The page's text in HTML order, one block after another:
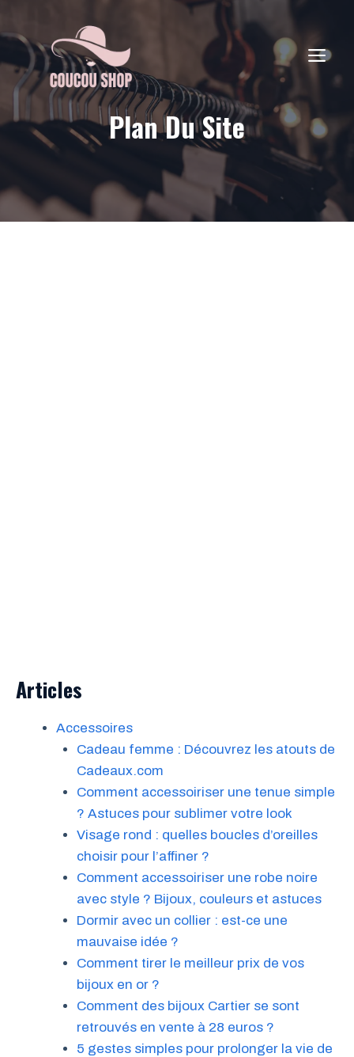
au
contenu
Plan Du Site
Articles
Accessoires
Cadeau femme : Découvrez les atouts de
Cadeaux.com
Comment accessoiriser une tenue simple
? Astuces pour sublimer votre look
Visage rond : quelles boucles d’oreilles
choisir pour l’affiner ?
Comment accessoiriser une robe noire
avec style ? Bijoux, couleurs et astuces
Dormir avec un collier : est-ce une
mauvaise idée ?
Comment tirer le meilleur prix de vos
bijoux en or ?
Comment des bijoux Cartier se sont
retrouvés en vente à 28 euros ?
5 gestes simples pour prolonger la vie de